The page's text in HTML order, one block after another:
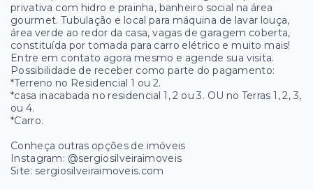
privativa com hidro e prainha, banheiro social na área
gourmet. Tubulação e local para máquina de lavar louça,
área verde ao redor da casa, vagas de garagem coberta,
constituída por tomada para carro elétrico e muito mais!
Entre em contato agora mesmo e agende sua visita.
Possibilidade de receber como parte do pagamento:
*Terreno no Residencial 1 ou 2.
*casa inacabada no residencial 1, 2 ou 3. OU no Terras 1, 2, 3,
ou 4.
*Carro.
Conheça outras opções de imóveis
Instagram: @sergiosilveiraimoveis
Site: sergiosilveiraimoveis.com